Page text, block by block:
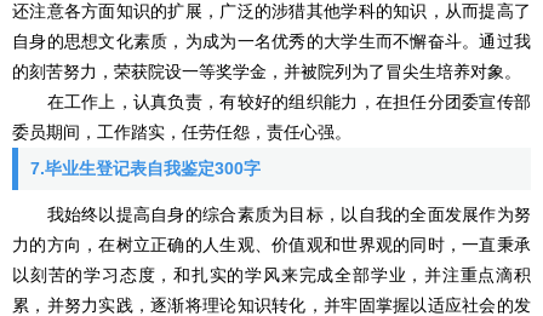
还注意各方面知识的扩展，广泛的涉猎其他学科的知识，从而提高了
自身的思想文化素质，为成为一名优秀的大学生而不懈奋斗。通过我
的刻苦努力，荣获院设一等奖学金，并被院列为了冒尖生培养对象。
在工作上，认真负责，有较好的组织能力，在担任分团委宣传部
委员期间，工作踏实，任劳任怨，责任心强。
7.毕业生登记表自我鉴定300字
我始终以提高自身的综合素质为目标，以自我的全面发展作为努
力的方向，在树立正确的人生观、价值观和世界观的同时，一直秉承
以刻苦的学习态度，和扎实的学风来完成全部学业，并注重点滴积
累，并努力实践，逐渐将理论知识转化，并牢固掌握以适应社会的发